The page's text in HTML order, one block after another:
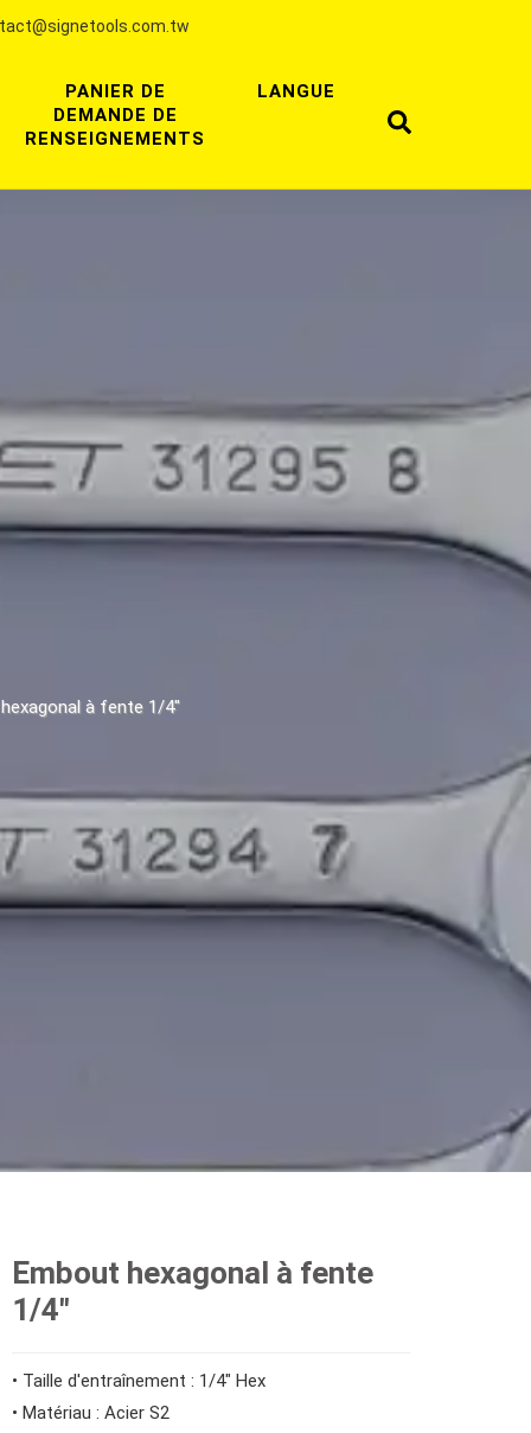
PANIER DE
DEMANDE DE
RENSEIGNEMENTS
LANGUE
à fente 1/4"
Embout hexagonal à fente
1/4"
• Taille d'entraînement : 1/4" Hex
• Matériau : Acier S2